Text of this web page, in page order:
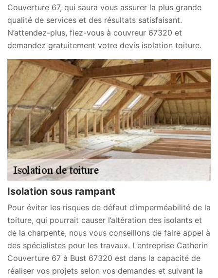
Couverture 67, qui saura vous assurer la plus grande
qualité de services et des résultats satisfaisant.
N’attendez-plus, fiez-vous à couvreur 67320 et
demandez gratuitement votre devis isolation toiture.
Isolation sous rampant
Pour éviter les risques de défaut d’imperméabilité de la
toiture, qui pourrait causer l’altération des isolants et
de la charpente, nous vous conseillons de faire appel à
des spécialistes pour les travaux. L’entreprise Catherin
Couverture 67 à Bust 67320 est dans la capacité de
réaliser vos projets selon vos demandes et suivant la